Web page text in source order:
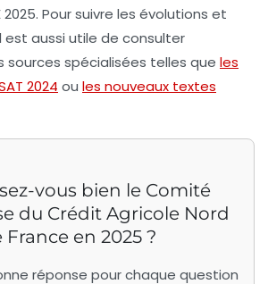
Pour suivre les évolutions et
est aussi utile de consulter
sources spécialisées telles que les
2024 ou les nouveaux textes
vous bien le Comité
du Crédit Agricole Nord
France en 2025 ?
réponse pour chaque question